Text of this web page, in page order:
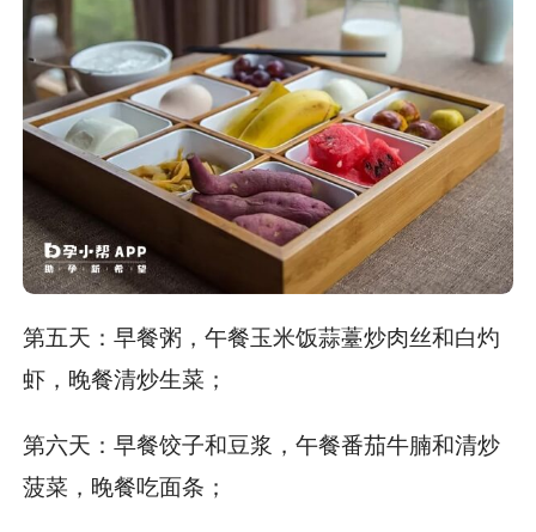
第五天：早餐粥，午餐玉米饭蒜薹炒肉丝和白灼
虾，晚餐清炒生菜；
第六天：早餐饺子和豆浆，午餐番茄牛腩和清炒
菠菜，晚餐吃面条；